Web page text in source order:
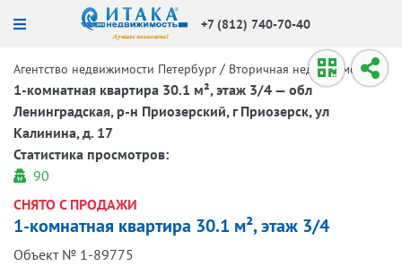
+7 (812) 740-70-40
Агентство недвижимости Петербург / Вторичная недвижимость /
1-комнатная квартира 30.1 м², этаж 3/4 — обл
Ленинградская, р-н Приозерский, г Приозерск, ул
Калинина, д. 17
Статистика просмотров:
90
СНЯТО С ПРОДАЖИ
1-комнатная квартира 30.1 м², этаж 3/4
Объект № 1-89775